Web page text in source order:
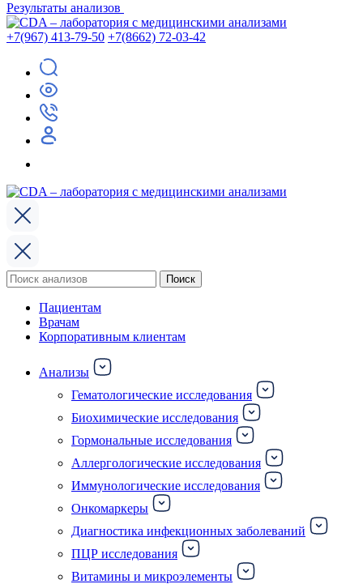
Результаты анализов
+7(967) 413-79-50 +7(8662) 72-03-42
Поиск
по:
Поиск
Пациентам
Врачам
Корпоративным клиентам
Анализы
Гематологические исследования
Биохимические исследования
Гормональные исследования
Аллергологические исследования
Иммунологические исследования
Онкомаркеры
Диагностика инфекционных заболеваний
ПЦР исследования
Витамины и микроэлементы